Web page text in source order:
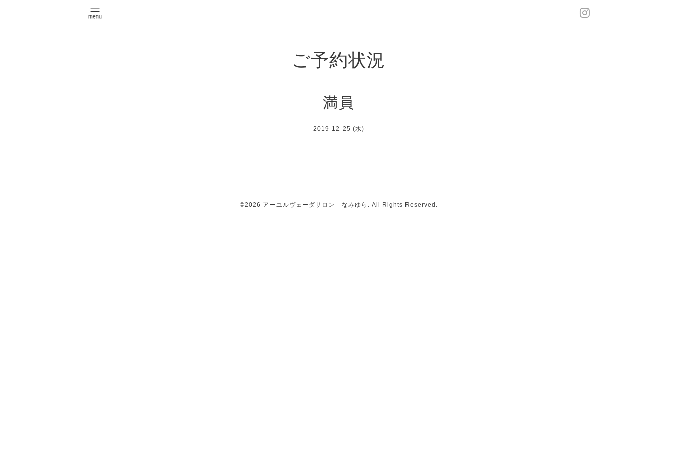
ご予約状況
満員
2019-12-25 (水)
©2026 アーユルヴェーダサロン なみゆら . All Rights Reserved.